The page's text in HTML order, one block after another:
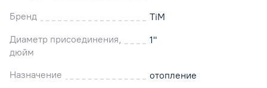
Бренд
TiM
Диаметр присоединения,
дюйм
1"
Назначение
отопление